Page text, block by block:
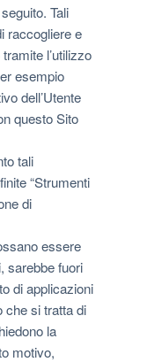
Tali
raccogliere e
l’utilizzo
esempio
dell’Utente
questo Sito
tali
“Strumenti
di
essere
sarebbe fuori
di applicazioni
che si tratta di
la
motivo,